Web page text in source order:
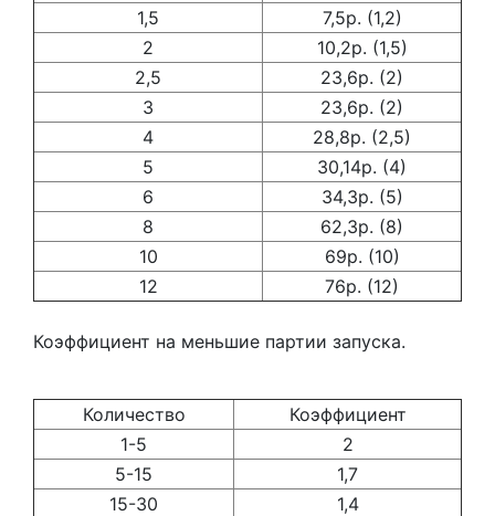
1,5
7,5р. (1,2)
2
10,2р. (1,5)
2,5
23,6р. (2)
3
23,6р. (2)
4
28,8р. (2,5)
5
30,14р. (4)
6
34,3р. (5)
8
62,3р. (8)
10
69р. (10)
12
76р. (12)
Коэффициент на меньшие партии запуска.
Количество
Коэффициент
1-5
2
5-15
1,7
15-30
1,4